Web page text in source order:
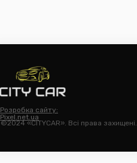
©2024 «CITYCAR». Всі права захищені.
Розробка сайту:
Pixel.net.ua